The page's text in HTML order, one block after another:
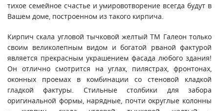
тихое семейное счастье и умировотворение всегда будут в
Вашем доме, построенном из такого кирпича.
Кирпич скала угловой тычковой желтый ТМ Галеон только
своим великолепным видом и богатой рваной фактурой
является прекрасным украшением фасада любого здания!
Он отлично смотрится на углах, пилястрах, фронтонах,
оконных проемах в комбинации со стеновой кладкой
гладкой фактуры. Стильные столбики для забора
оригинальной формы, нарядные, почти округлые колонны